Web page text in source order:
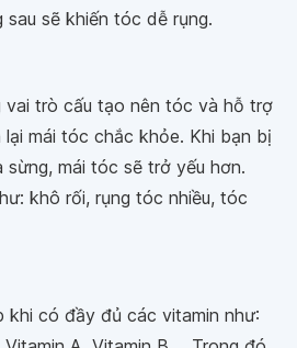
sẽ khiến tóc dễ rụng.
vai trò cấu tạo nên tóc và hỗ trợ
lại mái tóc chắc khỏe. Khi bạn bị
sừng, mái tóc sẽ trở yếu hơn.
khô rối, rụng tóc nhiều, tóc
có đầy đủ các vitamin như: